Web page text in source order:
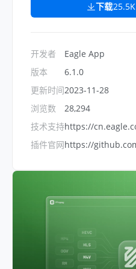
下载25.5K
开发者
版本
更新时间
浏览数
技术支持
插件官网
Eagle App
6.1.0
2023-11-28
28,294